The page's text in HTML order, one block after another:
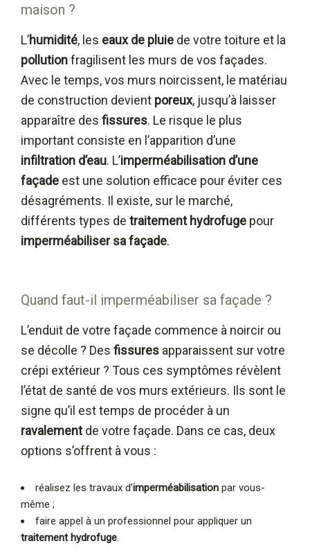
maison ?
L’humidité, les eaux de pluie de votre toiture et la
pollutionfragilisent les murs de vos façades.
Avec le temps, vos murs noircissent, le matériau
de construction devient poreux, jusqu’à laisser
apparaître des fissures. Le risque le plus
important consiste en l’apparition d’une
infiltration d’eau. L’imperméabilisation d’une
façade est une solution efficace pour éviter ces
désagréments. Il existe, sur le marché,
différents types de traitement hydrofuge pour
imperméabiliser sa façade.
Quand faut-il imperméabiliser sa façade ?
L’enduit de votre façade commence à noircir ou
se décolle ? Des fissures apparaissent sur votre
crépi extérieur ? Tous ces symptômes révèlent
l’état de santé de vos murs extérieurs. Ils sont le
signe qu’il est temps de procéder à un
ravalementde votre façade. Dans ce cas, deux
options s’offrent à vous :
réalisez les travaux d’imperméabilisation par vous-
même ;
faire appel à un professionnel pour appliquer un
traitement hydrofuge.